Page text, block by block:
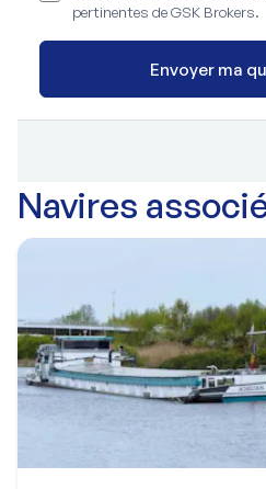
pertinentes de GSK Brokers.
Envoyer ma
Navires